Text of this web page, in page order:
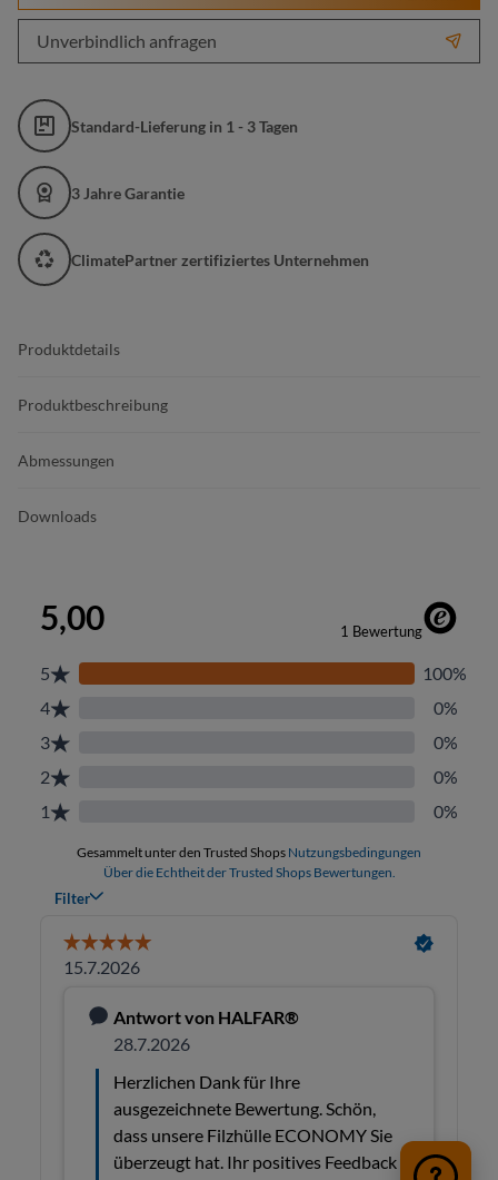
Unverbindlich anfragen
Standard-Lieferung in 1 - 3 Tagen
3 Jahre Garantie
ClimatePartner zertifiziertes Unternehmen
Produktdetails
Produktbeschreibung
Abmessungen
Downloads